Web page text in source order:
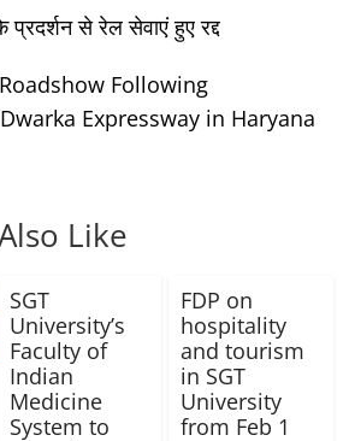
प्रदर्शन से रेल सेवाएं हुए रद्द
Following
Expressway in Haryana
Like
SGT
University’s
Faculty of
Indian
Medicine
System to
FDP on
hospitality
and tourism
in SGT
University
from Feb 1